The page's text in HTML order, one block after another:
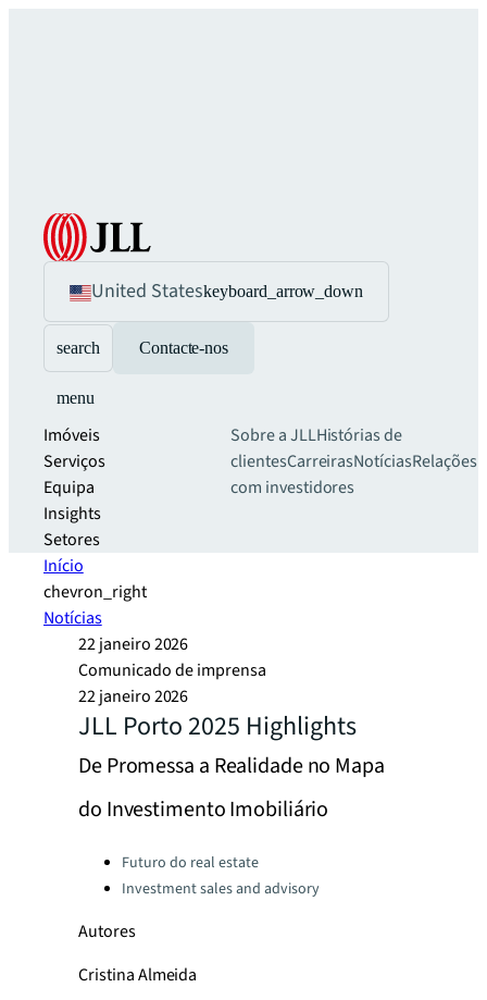
United Stateskeyboard_arrow_down
search Contacte-nos
menu
Imóveis
Serviços
Equipa
Insights
Setores
Sobre a JLLHistórias de
clientesCarreirasNotíciasRelações
com investidores
Início
chevron_right
Notícias
22 janeiro 2026
Comunicado de imprensa
22 janeiro 2026
JLL Porto 2025 Highlights
De Promessa a Realidade no Mapa
do Investimento Imobiliário
Categories:Futuro do real estate
Investment sales and advisory
Autores
Cristina Almeida